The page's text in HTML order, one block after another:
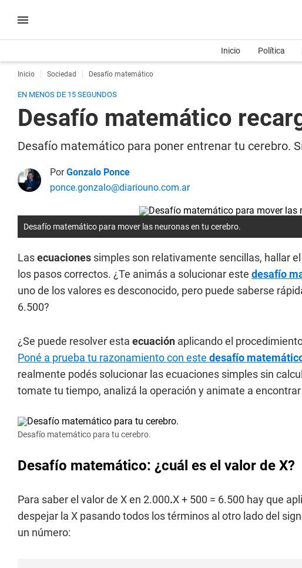
Inicio Política
Inicio Sociedad Desafío matemático
EN MENOS DE 15 SEGUNDOS
Desafío matemático
Desafío matemático para poner entrenar tu cerebro.
PorGonzalo Ponce
ponce.gonzalo@diariouno.com.ar
Desafío matemático para mover las neuronas en tu cerebro.
Lasecuaciones simples son relativamente sencillas, hallar
los pasos correctos. ¿Te animás a solucionar este desafío
uno de los valores es desconocido, pero puede saberse
6.500?
¿Se puede resolver esta ecuación aplicando el
Poné a prueba tu razonamiento con este desafío
realmente podés solucionar las ecuaciones simples sin
tomate tu tiempo, analizá la operación y animate a
Desafío matemático para tu cerebro.
Desafío matemático: ¿cuál es el valor de X?
Para saber el valor de X en 2.000.X + 500 = 6.500 hay que
despejar la X pasando todos los términos al otro lado del
un número: